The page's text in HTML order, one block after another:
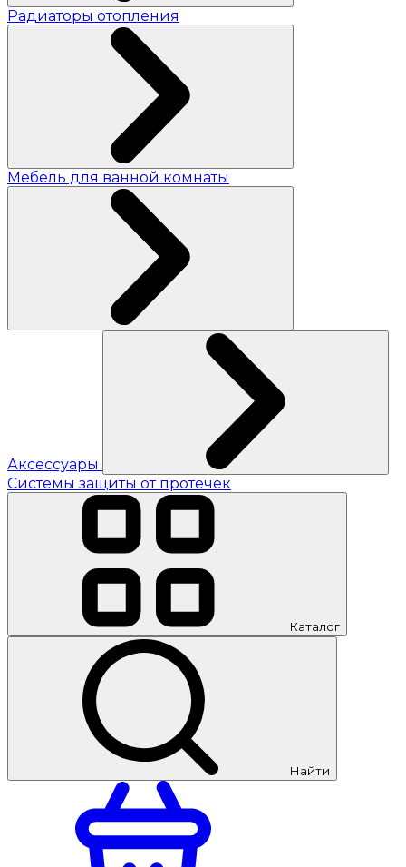
Радиаторы отопления
Мебель для ванной комнаты
Аксессуары
Системы защиты от протечек
Каталог
Найти